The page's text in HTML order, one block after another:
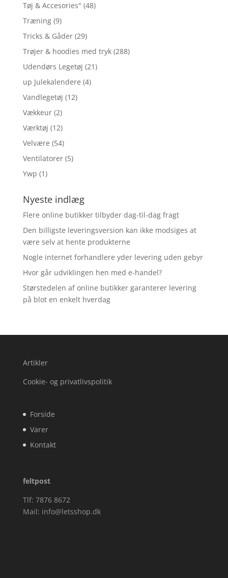
Tøj & Accesories" (48)
Træning (9)
Tricks & Gåder (29)
Trøjer & hoodies med tryk (288)
Udendørs Legetøj (21)
up Julekalendere (4)
Vandlegetøj (12)
Vækkeur (2)
Værktøj (12)
Velvære (54)
Ventilatorer (5)
Ywp (1)
Nyeste indlæg
Flere online butikker tilbyder dag-til-dag fragt
Den billigste leveringsversion kan ikke modsiges at
være selv at hente produkterne
Nogle internet forhandlere yder levering uden gebyr
Hvor går udviklingen hen med e-handel?
Størstedelen af online butikker garanterer levering
på blot en enkelt hverdag
Artikler
Cookie- og privatlivspolitik
Forside
Varer
Kontakt
feltpost
Tlf: 7876 8672
Mail: info@letsshop.dk